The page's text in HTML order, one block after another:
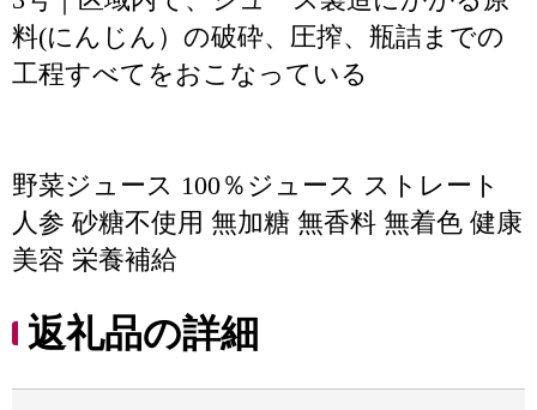
料(にんじん）の破砕、圧搾、瓶詰までの
工程すべてをおこなっている
野菜ジュース 100％ジュース ストレート
人参 砂糖不使用 無加糖 無香料 無着色 健康
美容 栄養補給
返礼品の詳細